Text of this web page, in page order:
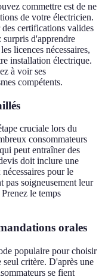
commettre est de ne
de votre électricien.
certifications valides
d'apprendre
licences nécessaires,
installation électrique.
à voir ses
compétents.
cruciale lors du
consommateurs
peut entraîner des
doit inclure une
pour le
pas soigneusement leur
le temps
orales
populaire pour choisir
critère. D'après une
se fient